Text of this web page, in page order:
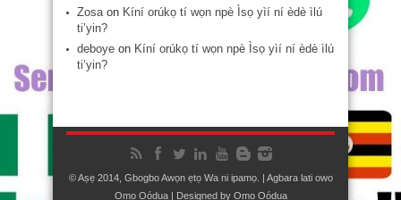
Zosaon Kíní orúkọ tí wọn npè Ìsọ yìí ní èdè ìlú
ti’yin?
deboye on Kíní orúkọ tí wọn npè Ìsọ yìí ní èdè ìlú
ti’yin?
© Aṣẹ 2014, Gbogbo Awọn ẹtọ Wa ni ipamọ. | Agbara lati owo
Ọmọ Oódua
| Designed by Ọmọ Oódua